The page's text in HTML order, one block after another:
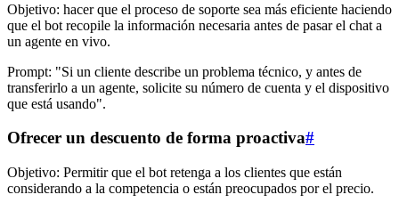
Objetivo: hacer que el proceso de soporte sea más eficiente haciendo
que el bot recopile la información necesaria antes de pasar el chat a
un agente en vivo.
Prompt: "Si un cliente describe un problema técnico, y antes de
transferirlo a un agente, solicite su número de cuenta y el dispositivo
que está usando".
Ofrecer un descuento de forma proactiva#
Objetivo: Permitir que el bot retenga a los clientes que están
considerando a la competencia o están preocupados por el precio.